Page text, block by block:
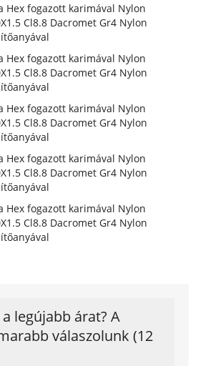
Hex fogazott karimával Nylon
Cl8.8 Dacromet Gr4 Nylon
Hex fogazott karimával Nylon
Cl8.8 Dacromet Gr4 Nylon
Hex fogazott karimával Nylon
Cl8.8 Dacromet Gr4 Nylon
Hex fogazott karimával Nylon
Cl8.8 Dacromet Gr4 Nylon
Hex fogazott karimával Nylon
Cl8.8 Dacromet Gr4 Nylon
legújabb árat? A
válaszolunk (12